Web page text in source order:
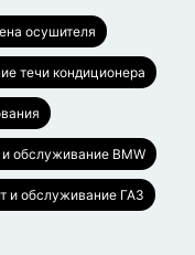
осушителя
течи кондиционера
и обслуживание BMW
и обслуживание ГАЗ